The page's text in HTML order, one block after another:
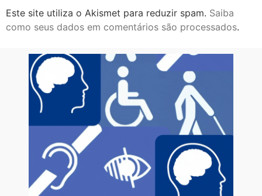
Este site utiliza o Akismet para reduzir spam. Saiba
como seus dados em comentários são processados.